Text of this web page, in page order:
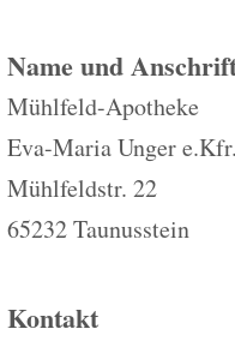
Name und
Mühlfeld-Apotheke
Eva-Maria Unger e.Kfr.
Mühlfeldstr. 22
65232 Taunusstein
Kontakt